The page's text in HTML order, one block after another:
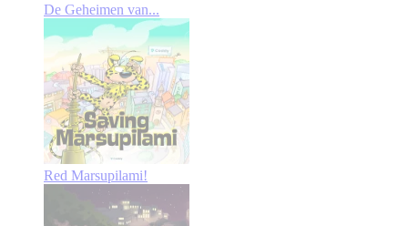
De Geheimen van...
Red Marsupilami!